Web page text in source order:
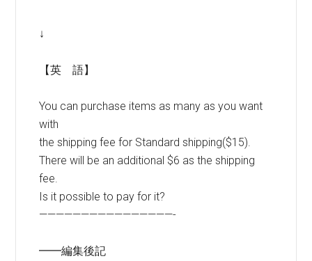
↓
【英 語】
You can purchase items as many as you want
with
the shipping fee for Standard shipping($15).
There will be an additional $6 as the shipping
fee.
Is it possible to pay for it?
————————————————-
━━編集後記